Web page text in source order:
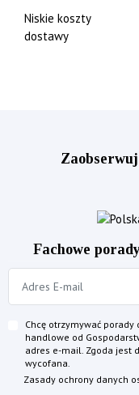
Niskie koszty
dostawy
Fachowe
Chcę otrzymywać
handlowe od
adres e-mail. Zgoda jest
wycofana.
Zasady ochrony danych